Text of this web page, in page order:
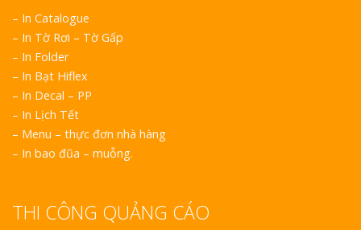
– In Catalogue
– In Tờ Rơi – Tờ Gấp
– In Folder
– In Bạt Hiflex
– In Decal – PP
– In Lịch Tết
– Menu – thực đơn nhà hàng
– In bao đũa – muỗng.
THI CÔNG QUẢNG CÁO